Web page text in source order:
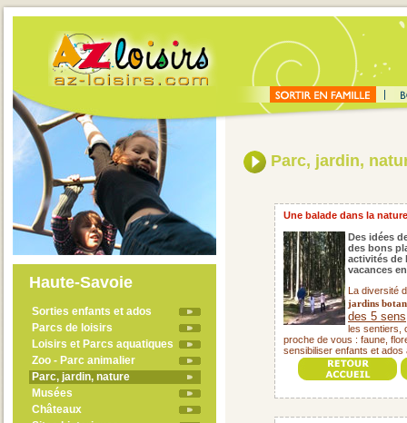
Haute-Savoie
Sorties enfants et ados
Parcs de loisirs
Loisirs et Parcs aquatiques
Zoo - Parc animalier
Parc, jardin, nature
Musées
Châteaux
Parc, jardin,
Une balade dans la
Des idées
des bons
activités de
vacances
La diversité
jardins
des 5 sens
les sentiers,
proche de vous : faune,
sensibiliser enfants et ados